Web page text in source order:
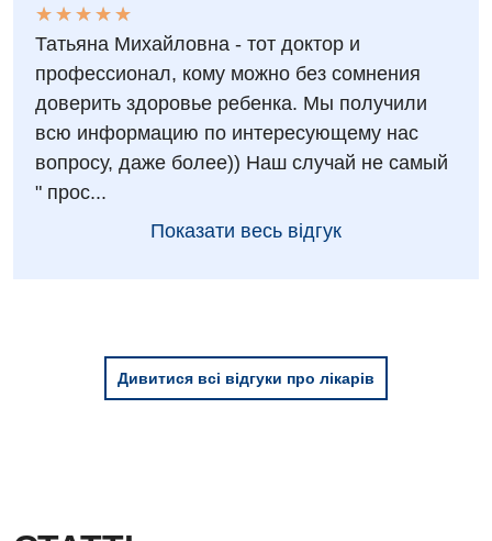
★
★
★
★
★
★ ★ ★ ★ ★
Татьяна Михайловна - тот доктор и
профессионал, кому можно без сомнения
доверить здоровье ребенка. Мы получили
всю информацию по интересующему нас
вопросу, даже более)) Наш случай не самый
" прос...
Показати весь відгук
Дивитися всі відгуки про лікарів